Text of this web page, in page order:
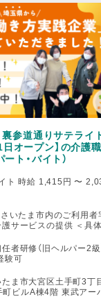
参道通りサテライ
オープン】の介護
ト・バイト）
ト 時給 1,415円 〜
さいたま市内のご利用者
サービスの提供 ＜具体
者研修（旧ヘルパー2級
験可
ま市大宮区土手町3丁
ビルA棟4階 東武アー